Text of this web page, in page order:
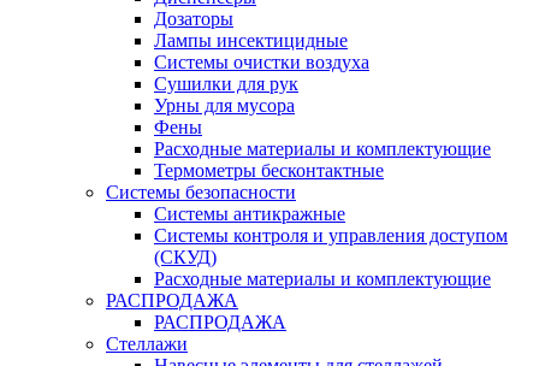
Дозаторы
Лампы инсектицидные
Системы очистки воздуха
Сушилки для рук
Урны для мусора
Фены
Расходные материалы и комплектующие
Термометры бесконтактные
Системы безопасности
Системы антикражные
Системы контроля и управления доступом
(СКУД)
Расходные материалы и комплектующие
РАСПРОДАЖА
РАСПРОДАЖА
Стеллажи